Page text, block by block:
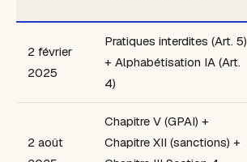
2 février
2025
Pratiques interdites (Art. 5)
+ Alphabétisation IA (Art.
4)
2 août
Chapitre V (GPAI) +
Chapitre XII (sanctions) +